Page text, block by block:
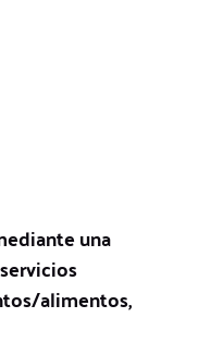
una
alimentos,